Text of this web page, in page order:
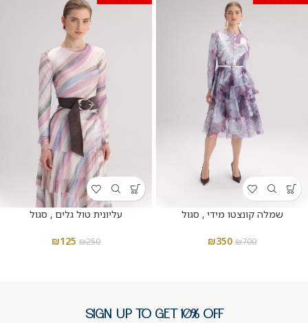
שמלה קונצטו מידי , סגול
₪700
₪350
עליונית טול גלים , סגול
₪250
₪125
SIGN UP TO GET 10% OFF